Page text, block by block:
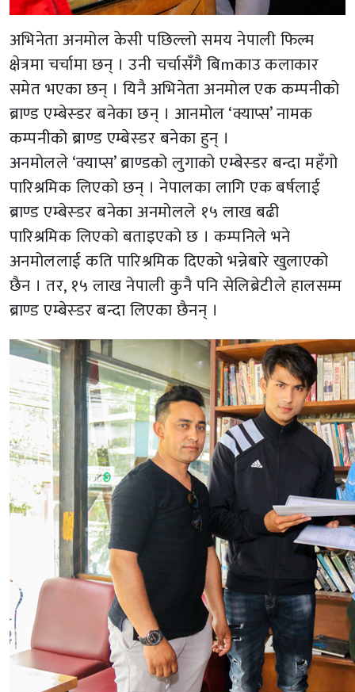
अभिनेता अनमोल केसी पछिल्लो समय नेपाली फिल्म
क्षेत्रमा चर्चामा छन् । उनी चर्चासँगै बिmकाउ कलाकार
समेत भएका छन् । यिनै अभिनेता अनमोल एक कम्पनीको
ब्राण्ड एम्बेस्डर बनेका छन् । आनमोल ‘क्याप्स’ नामक
कम्पनीको ब्राण्ड एम्बेस्डर बनेका हुन् ।
अनमोलले ‘क्याप्स’ ब्राण्डको लुगाको एम्बेस्डर बन्दा महँगो
पारिश्रमिक लिएको छन् । नेपालका लागि एक बर्षलाई
ब्राण्ड एम्बेस्डर बनेका अनमोलले १५ लाख बढी
पारिश्रमिक लिएको बताइएको छ । कम्पनिले भने
अनमोललाई कति पारिश्रमिक दिएको भन्नेबारे खुलाएको
छैन । तर, १५ लाख नेपाली कुनै पनि सेलिब्रेटीले हालसम्म
ब्राण्ड एम्बेस्डर बन्दा लिएका छैनन् ।